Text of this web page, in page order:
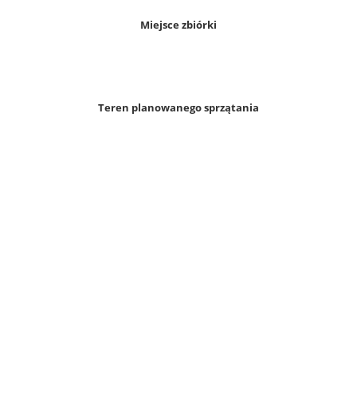
Miejsce zbiórki
Teren planowanego sprzątania